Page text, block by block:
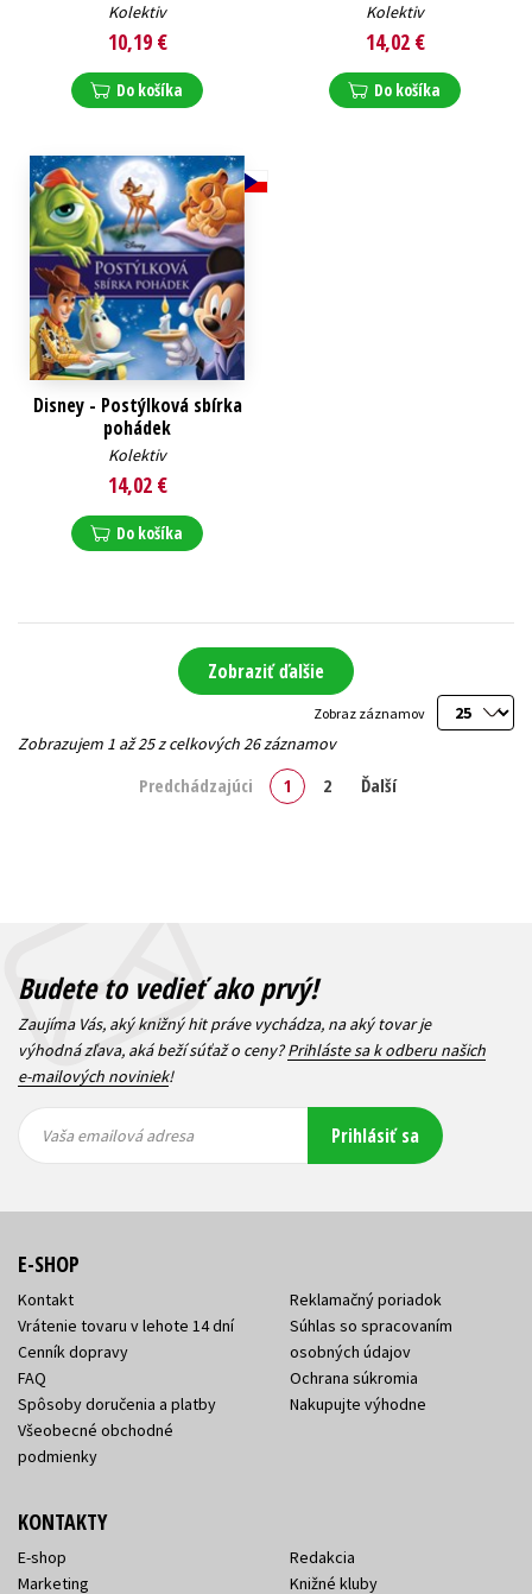
Kolektiv
10,19 €
Do košíka
Kolektiv
14,02 €
Do košíka
Disney - Postýlková sbírka
pohádek
Kolektiv
14,02 €
Do košíka
Zobraziť ďalšie
Zobraz záznamov
Zobrazujem 1 až 25 z celkových 26 záznamov
Predchádzajúci 1 2 Ďalší
Budete to vedieť ako prvý!
Zaujíma Vás, aký knižný hit práve vychádza, na aký tovar je
výhodná zľava, aká beží súťaž o ceny?Prihláste sa k odberu našich
e-mailových noviniek!
emailová
emailová
Vaša emailová adresa Prihlásiť sa
E-SHOP
Kontakt
Vrátenie tovaru v lehote 14 dní
Cenník dopravy
FAQ
Spôsoby doručenia a platby
Všeobecné obchodné
podmienky
Reklamačný poriadok
Súhlas so spracovaním
osobných údajov
Ochrana súkromia
Nakupujte výhodne
KONTAKTY
E-shop
Marketing
Redakcia
Knižné kluby